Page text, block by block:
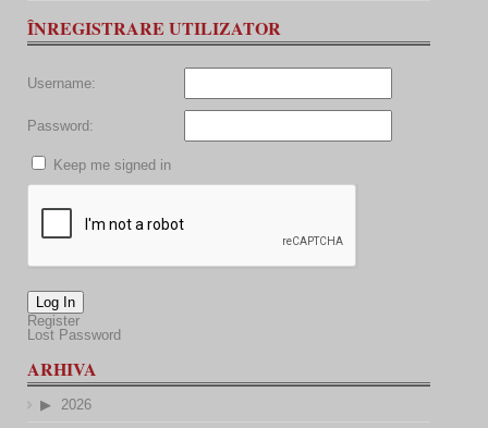
ÎNREGISTRARE UTILIZATOR
Username:
Password:
Keep me signed in
Log In
Register
Lost Password
ARHIVA
2026